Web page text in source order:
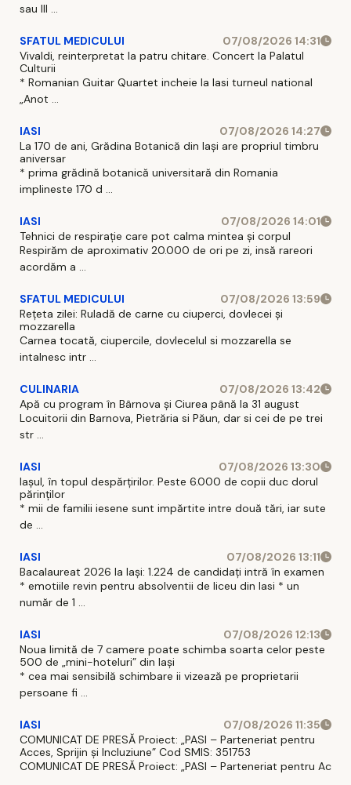
sau III ...
SFATUL MEDICULUI
07/08/2026 14:31
Vivaldi, reinterpretat la patru chitare. Concert la Palatul
Culturii
* Romanian Guitar Quartet incheie la Iasi turneul national
„Anot ...
IASI
07/08/2026 14:27
La 170 de ani, Grădina Botanică din Iași are propriul timbru
aniversar
* prima grădină botanică universitară din Romania
implineste 170 d ...
IASI
07/08/2026 14:01
Tehnici de respirație care pot calma mintea și corpul
Respirăm de aproximativ 20.000 de ori pe zi, insă rareori
acordăm a ...
SFATUL MEDICULUI
07/08/2026 13:59
Rețeta zilei: Ruladă de carne cu ciuperci, dovlecei și
mozzarella
Carnea tocată, ciupercile, dovlecelul si mozzarella se
intalnesc intr ...
CULINARIA
07/08/2026 13:42
Apă cu program în Bârnova și Ciurea până la 31 august
Locuitorii din Barnova, Pietrăria si Păun, dar si cei de pe trei
str ...
IASI
07/08/2026 13:30
Iașul, în topul despărțirilor. Peste 6.000 de copii duc dorul
părinților
* mii de familii iesene sunt impărtite intre două tări, iar sute
de ...
IASI
07/08/2026 13:11
Bacalaureat 2026 la Iași: 1.224 de candidați intră în examen
* emotiile revin pentru absolventii de liceu din Iasi * un
număr de 1 ...
IASI
07/08/2026 12:13
Noua limită de 7 camere poate schimba soarta celor peste
500 de „mini-hoteluri” din Iași
* cea mai sensibilă schimbare ii vizează pe proprietarii
persoane fi ...
IASI
07/08/2026 11:35
COMUNICAT DE PRESĂ Proiect: „PASI – Parteneriat pentru
Acces, Sprijin și Incluziune” Cod SMIS: 351753
COMUNICAT DE PRESĂ Proiect: „PASI – Parteneriat pentru Ac